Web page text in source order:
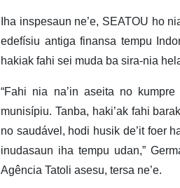
Iha inspesaun ne’e, SEATOU ho
edefísiu antiga finansa tempu
hakiak fahi sei muda ba sira-nia
“Fahi nia na’in aseita no
munisípiu. Tanba, haki’ak fahi
no saudável, hodi husik de’it foer
inudasaun iha tempu udan,”
Agência Tatoli asesu, tersa ne’e.